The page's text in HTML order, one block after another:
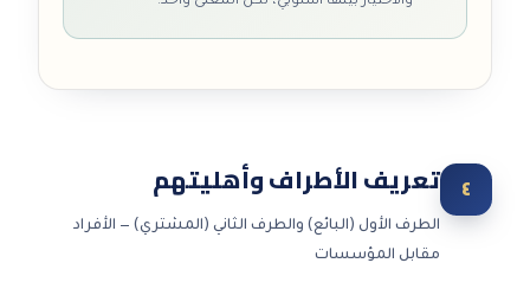
٤ تعريف الأطراف وأهليتهم
الطرف الأول (البائع) والطرف الثاني (المشتري) — الأفراد
مقابل المؤسسات